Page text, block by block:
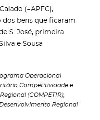
(=APFC),
bens que ficaram
S. José, primeira
e Sousa
Operacional
Competitividade e
(COMPETIR),
Regional